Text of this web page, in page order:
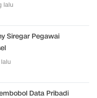
lalu
Siregar Pegawai
lalu
Data Pribadi